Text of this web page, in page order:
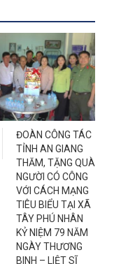
ĐOÀN CÔNG TÁC
TỈNH AN GIANG
THĂM, TẶNG QUÀ
NGƯỜI CÓ CÔNG
VỚI CÁCH MẠNG
TIÊU BIỂU TẠI XÃ
TÂY PHÚ NHÂN
KỶ NIỆM 79 NĂM
NGÀY THƯƠNG
BINH – LIỆT SĨ